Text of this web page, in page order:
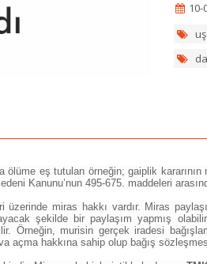
10-
eş tutulan örneğin; gaiplik
Kanunu’nun 495-675. maddeleri
miras hakkı vardır. Miras
şekilde bir paylaşım yapmış
Örneğin, murisin gerçek iradesi
açma hakkına sahip olup bağış